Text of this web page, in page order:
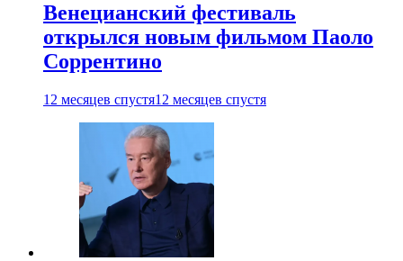
Венецианский фестиваль
открылся новым фильмом Паоло
Соррентино
12 месяцев спустя12 месяцев спустя